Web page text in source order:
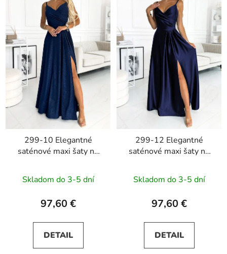
299-10 Elegantné
saténové maxi šaty na
tmavomodré s
trblietkami
Skladom do 3-5 dní
97,60 €
DETAIL
299-12 Elegantné
saténové maxi šaty na
tmavomodré
Skladom do 3-5 dní
97,60 €
DETAIL